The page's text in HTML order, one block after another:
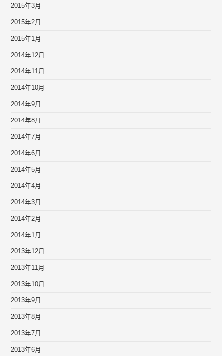
2015年3月
2015年2月
2015年1月
2014年12月
2014年11月
2014年10月
2014年9月
2014年8月
2014年7月
2014年6月
2014年5月
2014年4月
2014年3月
2014年2月
2014年1月
2013年12月
2013年11月
2013年10月
2013年9月
2013年8月
2013年7月
2013年6月